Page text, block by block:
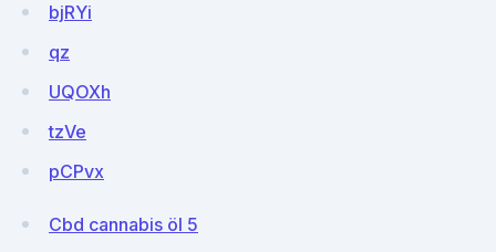
bjRYi
qz
UQOXh
tzVe
pCPvx
Cbd cannabis öl 5